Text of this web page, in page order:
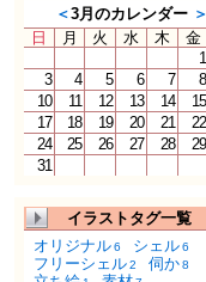
＜3月のカレンダー ＞
日
月 火 水 木 金
1
3
4 5 6 7 8
10
11 12 13 14 15
17
18 19 20 21 22
24
25 26 27 28 29
31
イラストタグ一覧
オリジナル6 シェル6
フリーシェル2 伺か8